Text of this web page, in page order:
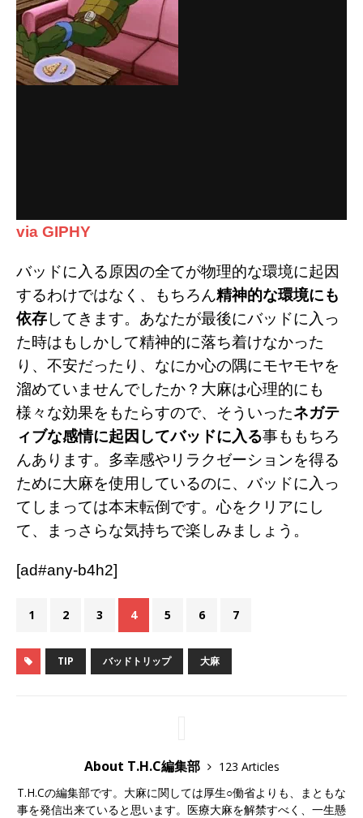
e
r
r
a
m
via GIPHY
バッドに入る原因の全てが物理的な環境に起因
するわけではなく、もちろん精神的な環境にも
依存してきます。あなたが最後にバッドに入っ
た時はもしかして精神的に落ち着けなかった
り、不安だったり、なにか心の隅にモヤモヤを
溜めていませんでしたか？大麻は心理的にも
様々な効果をもたらすので、そういったネガテ
ィブな感情に起因してバッドに入る事ももちろ
んあります。多幸感やリラクゼーションを得る
ために大麻を使用しているのに、バッドに入っ
てしまっては本末転倒です。心をクリアにし
て、まっさらな気持ちで楽しみましょう。
[ad#any-b4h2]
1 2 3 4 5 6 7
TIP バッドトリップ 大麻
About T.H.C編集部
123 Articles
T.H.Cの編集部です。大麻に関しては厚生○働省よりも、まともな
事を発信出来ていると思います。医療大麻を解禁すべく、一生懸